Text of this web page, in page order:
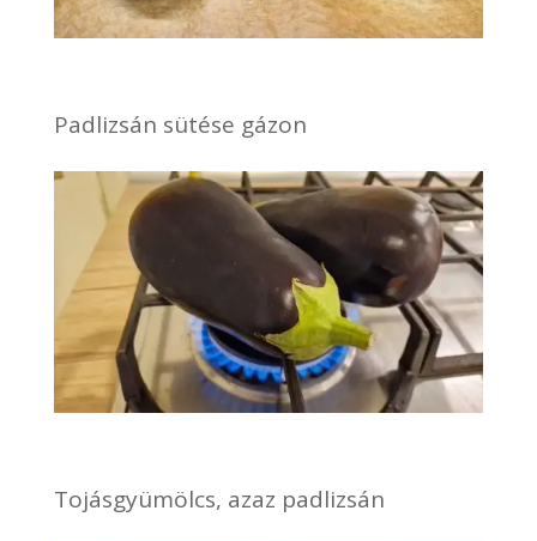
Padlizsán sütése gázon
Tojásgyümölcs, azaz padlizsán